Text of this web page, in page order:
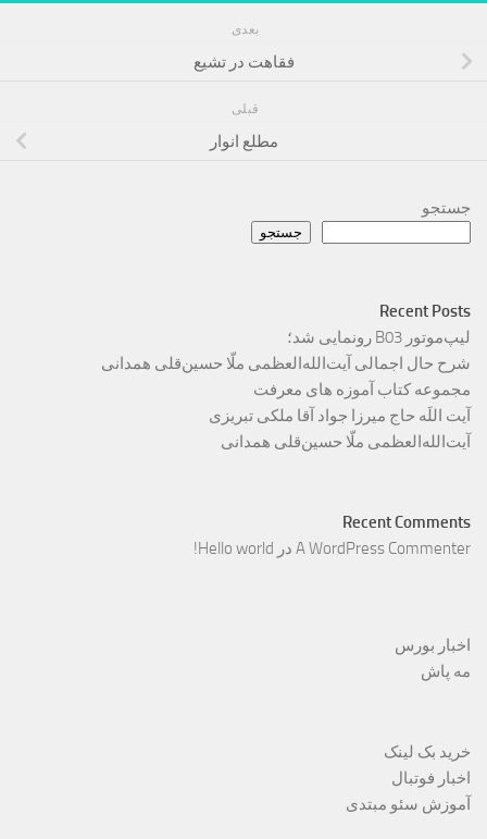
بعدی
فقاهت در تشیع
قبلی
مطلع انوار
جستجو
جستجو
Recent Posts
لیپ‌موتور B03 رونمایی شد؛
شرح حال اجمالی آیت‌الله‌العظمی ملّا حسین‌قلی همدانی
مجموعه کتاب آموزه های معرفت
آیت اللَه حاج میرزا جواد آقا ملکی تبریزی
آیت‌الله‌العظمی ملّا حسین‌قلی همدانی
Recent Comments
A WordPress Commenter در Hello world!
اخبار بورس
مه پاش
خرید بک لینک
اخبار فوتبال
آموزش سئو مبتدی